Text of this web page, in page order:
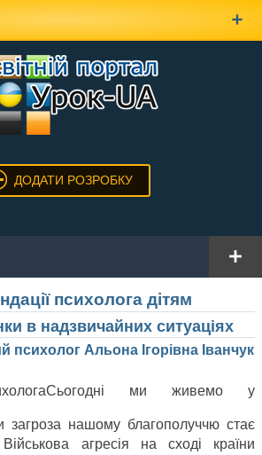
ДОДАТИ РОЗРОБКУ
психолога дітям
в надзвичайних ситуаціях
психолог Альона Ігорівна Іванчук
Сьогодні ми живемо у
загроза нашому благополуччю стає
агресія на сході країни